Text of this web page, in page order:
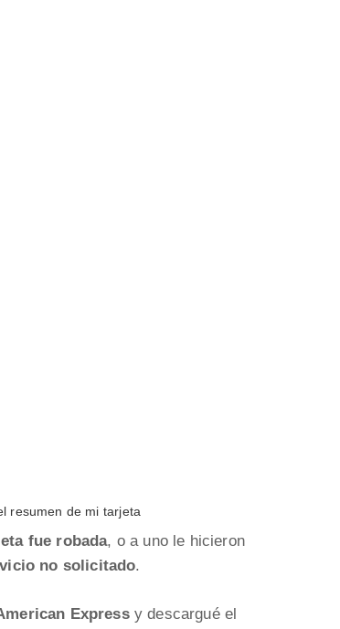
resumen de mi tarjeta
fue robada, o a uno le hicieron
no solicitado.
Expressy descargué el